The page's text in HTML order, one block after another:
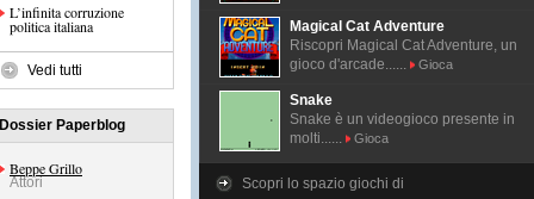
L’infinita corruzione
politica italiana
Vedi tutti
Dossier Paperblog
Beppe Grillo
Attori
Magical Cat Adventure
Riscopri Magical Cat Adventure, un
gioco d'arcade......
Gioca
Snake
Snake è un videogioco presente in
molti......
Gioca
Scopri lo spazio giochi di